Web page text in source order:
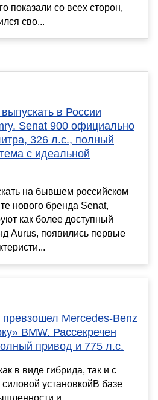
показали со всех сторон,
сво...
в России
Senat 900 официально
326 л.с., полный
с идеальной
на бывшем российском
нового бренда Senat,
как более доступный
Aurus, появились первые
Mercedes-Benz
BMW. Рассекречен
привод и 775 л.с.
в виде гибрида, так и с
силовой установкойВ базе
и